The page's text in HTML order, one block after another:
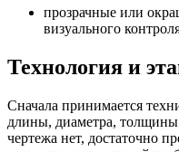
прозрачные или
визуального
Технология и
Сначала принимается
длины, диаметра,
чертежа нет, достаточно